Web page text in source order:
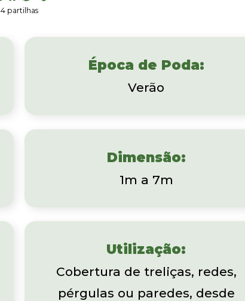
4 partilhas
Época de Poda:
Verão
Dimensão:
1m a 7m
Utilização:
Cobertura de treliças, redes,
pérgulas ou paredes, desde